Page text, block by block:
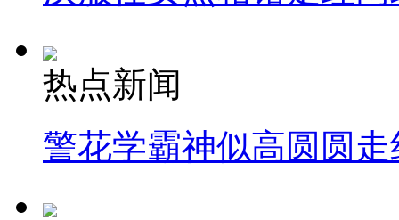
热点新闻
警花学霸神似高圆圆走